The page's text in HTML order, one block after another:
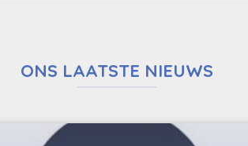
ONS LAATSTE NIEUWS